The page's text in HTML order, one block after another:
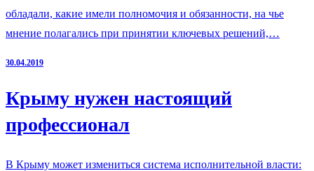
обладали, какие имели полномочия и обязанности, на чье
мнение полагались при принятии ключевых решений,…
30.04.2019
Крыму нужен настоящий
профессионал
В Крыму может измениться система исполнительной власти: